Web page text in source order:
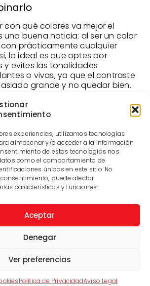
experiencias, utilizamos tecnologías
almacenar y/o acceder a la información
de estas tecnologías nos
como el comportamiento de
únicas en este sitio. No
puede afectar
características y funciones.
Aceptar
Denegar
Ver preferencias
Política de PrivacidadAviso Legal
con qué colores va mejor el
una buena noticia: al ser un color
prácticamente cualquier
lo ideal es que optes por
y evites las tonalidades
o vivas, ya que el contraste
grande y no quedar bien.
beige, la respuesta aquí es
más cómodo te sientas.
dos materiales más comunes
el lino, siendo esta última tela la
Esto se debe a
sofisticado al traje y a que
y frescor, algo que
los zapatos
a hablar de dos accesorios
nuestro consejo es que
marrones o camel tanto para
para el cinturón. Los tonos miel